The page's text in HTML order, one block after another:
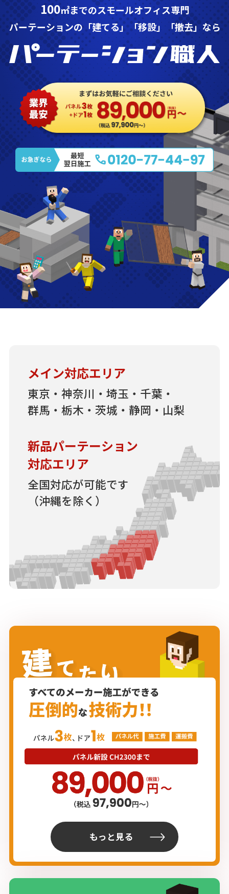
100㎡までのスモールオフィス専門
パーテーションの「建てる」「移設」「撤去」なら
メイン対応エリア
東京・神奈川・埼玉・千葉・
群馬・栃木・茨城・静岡・山梨
新品パーテーション
対応エリア
全国対応が可能です
（沖縄を除く）
もっと見る